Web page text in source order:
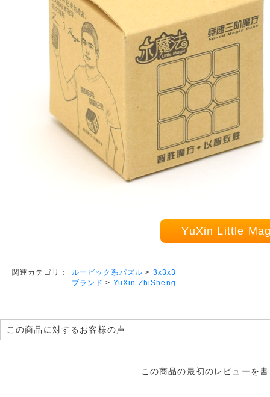
YuXin Little
関連カテゴリ： ルービック系パズル > 3x3x3
ブランド > YuXin ZhiSheng
この商品に対するお客様の声
この商品の最初のレビューを